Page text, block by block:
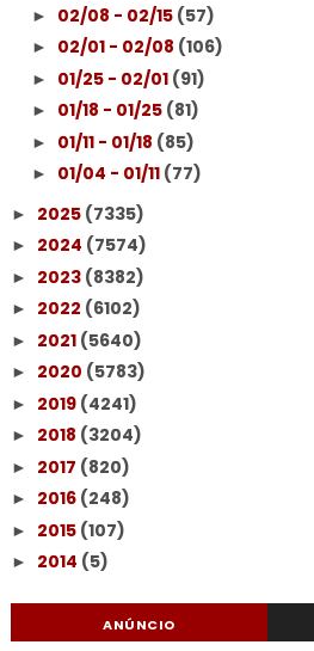
► 02/08 - 02/15 (57)
► 02/01 - 02/08 (106)
► 01/25 - 02/01 (91)
► 01/18 - 01/25 (81)
► 01/11 - 01/18 (85)
► 01/04 - 01/11 (77)
► 2025 (7335)
► 2024 (7574)
► 2023 (8382)
► 2022 (6102)
► 2021 (5640)
► 2020 (5783)
► 2019 (4241)
► 2018 (3204)
► 2017 (820)
► 2016 (248)
► 2015 (107)
► 2014 (5)
ANÚNCIO